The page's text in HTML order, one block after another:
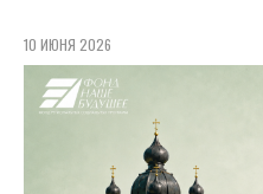
10 ИЮНЯ 2026